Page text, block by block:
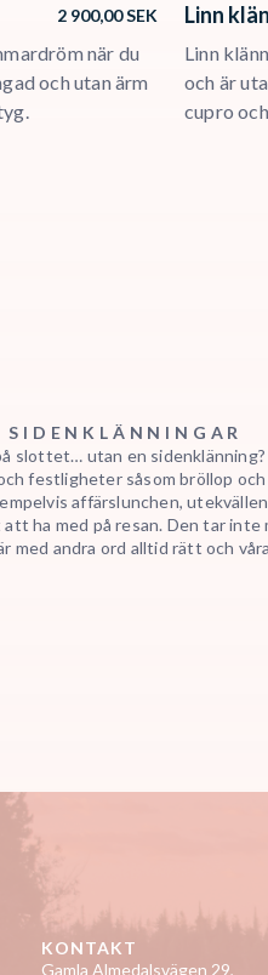
2 900,00SEK
när du
och utan ärm
Linn
Linn
och är
cupro
SIDENKLÄNNINGAR
slottet… utan en sidenklänning
festligheter såsom bröllop
affärslunchen,
ha med på resan. Den tar inte
med andra ord alltid rätt och
KONTAKT
Gamla Almedalsvägen 29,